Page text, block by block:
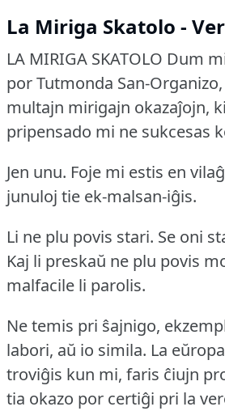
La Miriga Skatolo -
LA MIRIGA SKATOLO Dum
por Tutmonda San-
multajn mirigajn okazaĵojn,
pripensado mi ne sukcesas
Jen unu. Foje mi estis en
junuloj tie ek-malsan-iĝis.
Li ne plu povis stari. Se oni
Kaj li preskaŭ ne plu povis
malfacile li parolis.
Ne temis pri ŝajnigo,
labori, aŭ io simila. La
troviĝis kun mi, faris ĉiujn
tia okazo por certiĝi pri la